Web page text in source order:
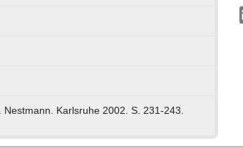
Karlsruhe 2002. S. 231-243.